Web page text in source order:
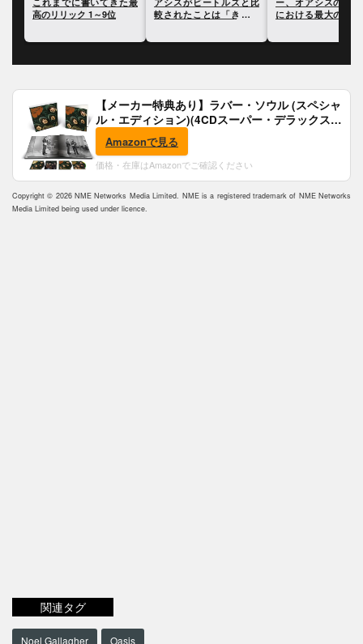
高のリリック 1～9位
較されたことは「きまり
における最大の過
【メーカー特典あり】ラバー・ソウル (スペシャ
ル・エディション)(4CDスーパー・デラックス)
(完全生産限定盤)(SHM-CD)(特典:B2ポスター付)
Amazonで見る
価格・在庫はAmazonでご確認ください
Copyright © 2026 NME Networks Media Limited. NME is a registered trademark of NME Networks
Media Limited being used under licence.
関連タグ
Noel Gallagher Oasis